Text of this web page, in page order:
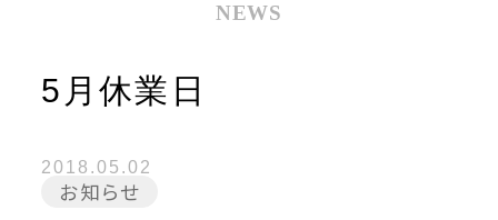
NEWS
5月休業日
2018.05.02
お知らせ